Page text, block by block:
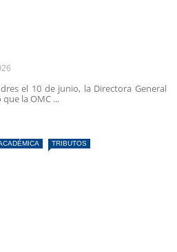
el 10 de junio, la Directora General
la OMC ...
TRIBUTOS